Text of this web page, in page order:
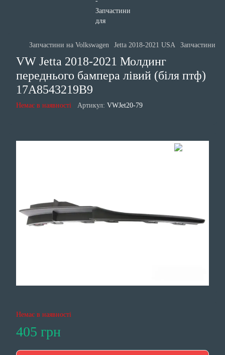
Запчастини на Volkswagen Jetta 2018-2021 USA Запчастини
VW Jetta 2018-2021 Молдинг
переднього бампера лівий (біля птф)
17A8543219B9
Немає в наявності Артикул: VWJet20-79
Немає в наявності
405 грн